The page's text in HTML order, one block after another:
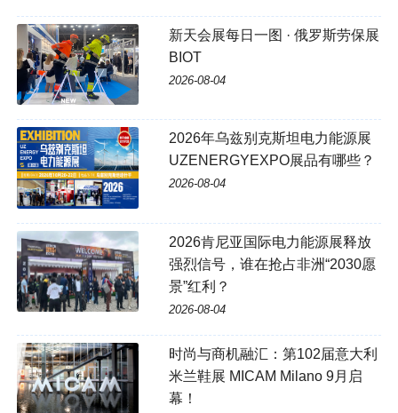
新天会展每日一图 · 俄罗斯劳保展
BIOT
2026-08-04
2026年乌兹别克斯坦电力能源展
UZENERGYEXPO展品有哪些？
2026-08-04
2026肯尼亚国际电力能源展释放
强烈信号，谁在抢占非洲“2030愿
景”红利？
2026-08-04
时尚与商机融汇：第102届意大利
米兰鞋展 MICAM Milano 9月启
幕！